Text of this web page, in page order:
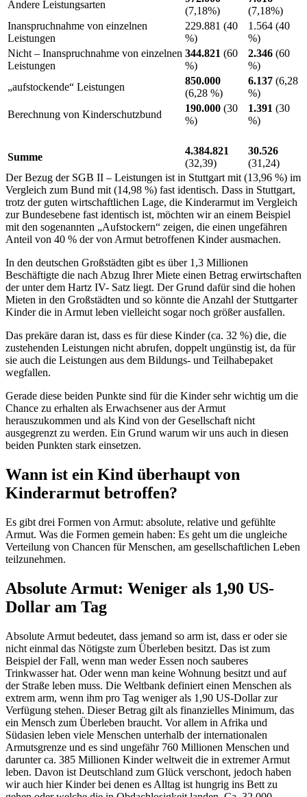
Andere Leistungsarten
(7,18%)
(7,18%)
Inanspruchnahme von einzelnen
Leistungen
229.881 (40
%)
1.564 (40
%)
Nicht – Inanspruchnahme von einzelnen
Leistungen
344.821 (60
%)
2.346 (60
%)
„aufstockende“ Leistungen
850.000
(6,28 %)
6.137 (6,28
%)
Berechnung von Kinderschutzbund
190.000 (30
%)
1.391 (30
%)
Summe
4.384.821
(32,39)
30.526
(31,24)
Der Bezug der SGB II – Leistungen ist in Stuttgart mit (13,96 %) im
Vergleich zum Bund mit (14,98 %) fast identisch. Dass in Stuttgart,
trotz der guten wirtschaftlichen Lage, die Kinderarmut im Vergleich
zur Bundesebene fast identisch ist, möchten wir an einem Beispiel
mit den sogenannten „Aufstockern“ zeigen, die einen ungefähren
Anteil von 40 % der von Armut betroffenen Kinder ausmachen.
In den deutschen Großstädten gibt es über 1,3 Millionen
Beschäftigte die nach Abzug Ihrer Miete einen Betrag erwirtschaften
der unter dem Hartz IV- Satz liegt. Der Grund dafür sind die hohen
Mieten in den Großstädten und so könnte die Anzahl der Stuttgarter
Kinder die in Armut leben vielleicht sogar noch größer ausfallen.
Das prekäre daran ist, dass es für diese Kinder (ca. 32 %) die, die
zustehenden Leistungen nicht abrufen, doppelt ungünstig ist, da für
sie auch die Leistungen aus dem Bildungs- und Teilhabepaket
wegfallen.
Gerade diese beiden Punkte sind für die Kinder sehr wichtig um die
Chance zu erhalten als Erwachsener aus der Armut
herauszukommen und als Kind von der Gesellschaft nicht
ausgegrenzt zu werden. Ein Grund warum wir uns auch in diesen
beiden Punkten stark einsetzen.
Wann ist ein Kind überhaupt von
Kinderarmut betroffen?
Es gibt drei Formen von Armut: absolute, relative und gefühlte
Armut. Was die Formen gemein haben: Es geht um die ungleiche
Verteilung von Chancen für Menschen, am gesellschaftlichen Leben
teilzunehmen.
Absolute Armut: Weniger als 1,90 US-
Dollar am Tag
Absolute Armut bedeutet, dass jemand so arm ist, dass er oder sie
nicht einmal das Nötigste zum Überleben besitzt. Das ist zum
Beispiel der Fall, wenn man weder Essen noch sauberes
Trinkwasser hat. Oder wenn man keine Wohnung besitzt und auf
der Straße leben muss. Die Weltbank definiert einen Menschen als
extrem arm, wenn ihm pro Tag weniger als 1,90 US-Dollar zur
Verfügung stehen. Dieser Betrag gilt als finanzielles Minimum, das
ein Mensch zum Überleben braucht. Vor allem in Afrika und
Südasien leben viele Menschen unterhalb der internationalen
Armutsgrenze und es sind ungefähr 760 Millionen Menschen und
darunter ca. 385 Millionen Kinder weltweit die in extremer Armut
leben. Davon ist Deutschland zum Glück verschont, jedoch haben
wir auch hier Kinder bei denen es Alltag ist hungrig ins Bett zu